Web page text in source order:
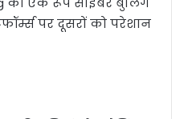
पर दूसरों को परेशान